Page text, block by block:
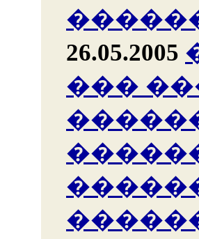
26.05.2005
���